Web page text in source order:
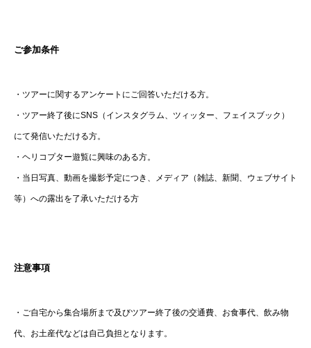
ご参加条件
・ツアーに関するアンケートにご回答いただける方。
・ツアー終了後にSNS（インスタグラム、ツィッター、フェイスブック）
にて発信いただける方。
・ヘリコプター遊覧に興味のある方。
・当日写真、動画を撮影予定につき、メディア（雑誌、新聞、ウェブサイト
等）への露出を了承いただける方
注意事項
・ご自宅から集合場所まで及びツアー終了後の交通費、お食事代、飲み物
代、お土産代などは自己負担となります。